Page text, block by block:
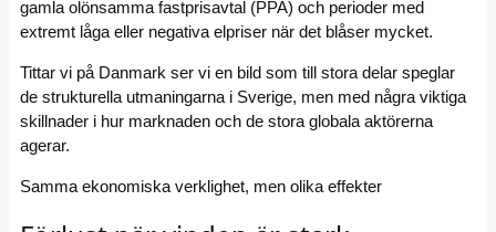
gamla olönsamma fastprisavtal (PPA) och perioder med
extremt låga eller negativa elpriser när det blåser mycket.
Tittar vi på Danmark ser vi en bild som till stora delar speglar
de strukturella utmaningarna i Sverige, men med några viktiga
skillnader i hur marknaden och de stora globala aktörerna
agerar.
Samma ekonomiska verklighet, men olika effekter